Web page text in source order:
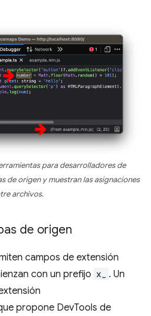
para desarrolladores de
de origen y muestran las asignaciones
archivos.
de origen
campos de extensión
con un prefijo x_
. Un
propone DevTools de